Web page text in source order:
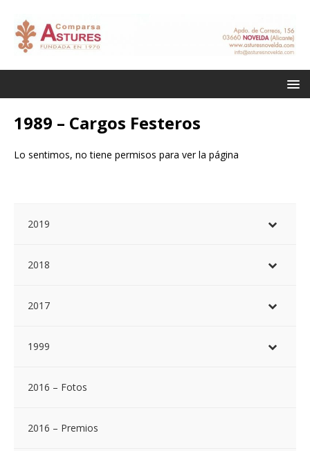
1989 – Cargos Festeros
Lo sentimos, no tiene permisos para ver la página
2019
2018
2017
1999
2016 – Fotos
2016 – Premios